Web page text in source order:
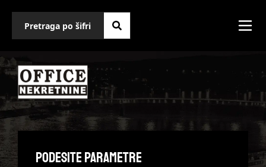
Podesite Parametre